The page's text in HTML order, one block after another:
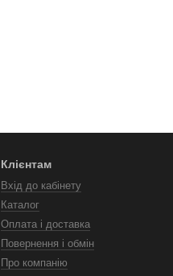
Клієнтам
Вхід до кабінету
Каталог
Оплата і доставка
Повернення і обмін
Про компанію